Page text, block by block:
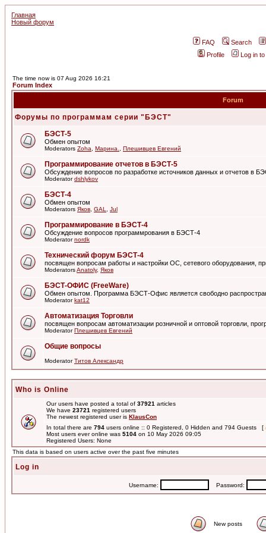
Главная
Новый форум
FAQ
Search
Profile
Log in
The time now is 07 Aug 2026 16:21
Forum Index
Forum
Форумы по программам серии "БЭСТ"
БЭСТ-5
Обмен опытом
Moderators Zoha Марина. Плешивцев Евгений
Программирование отчетов в БЭСТ-5
Обсуждение вопросов по разработке источников данных и отчетов в
Moderatordshlykov
БЭСТ-4
Обмен опытом
Moderators Яков GAL Jul
Программирование в БЭСТ-4
Обсуждение вопросов программрования в БЭСТ-4
Moderatornordk
Технический форум БЭСТ-4
посвящен вопросам работы и настройки ОС, сетевого оборудования,
ModeratorsAnatoly, Яков
БЭСТ-ОФИС (FreeWare)
Обмен опытом. Программа БЭСТ-Офис является свободно
Moderatorkat12
Автоматизация Торговли
посвящен вопросам автоматизации розничной и оптовой торговли,
ModeratorПлешивцев Евгений
Общие вопросы
ModeratorТитов Александр
Who is Online
Our users have posted a total of 37921 articles
We have 23721 registered users
The newest registered user is KlausCon
In total there are 794 users online :: 0 Registered, 0 Hidden and 794 Guests [
Most users ever online was 5104 on 10 May 2026 09:05
Registered Users: None
This data is based on users active over the past five minutes
Log in
Username: Password:
New posts